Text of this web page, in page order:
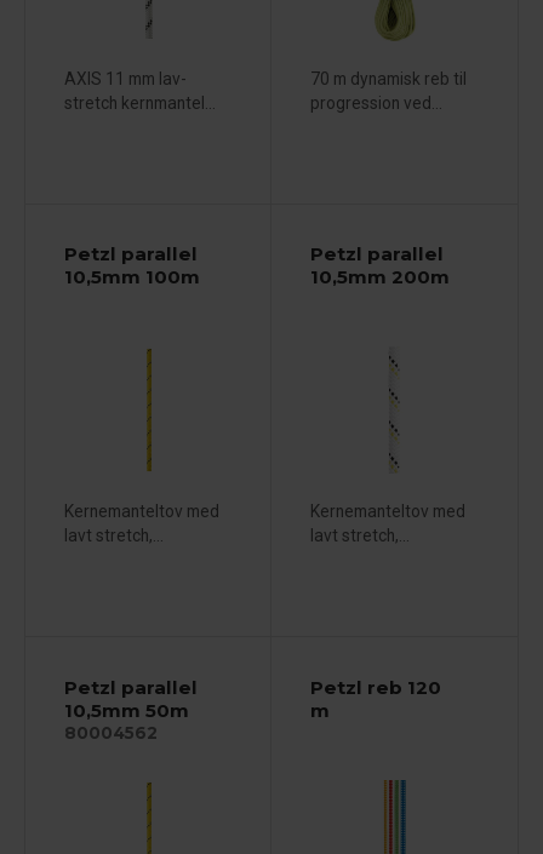
AXIS 11 mm lav-
stretch kernmantel...
70 m dynamisk reb til
progression ved...
Petzl parallel
10,5mm 100m
Kernemanteltov med
lavt stretch,...
Petzl parallel
10,5mm 200m
Kernemanteltov med
lavt stretch,...
Petzl parallel
10,5mm 50m
80004562
Petzl reb 120
m